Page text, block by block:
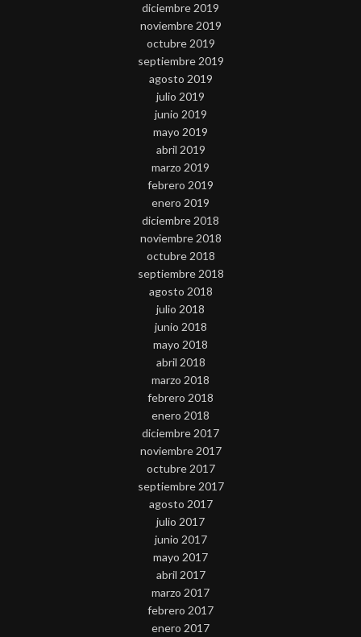
diciembre 2019
noviembre 2019
octubre 2019
septiembre 2019
agosto 2019
julio 2019
junio 2019
mayo 2019
abril 2019
marzo 2019
febrero 2019
enero 2019
diciembre 2018
noviembre 2018
octubre 2018
septiembre 2018
agosto 2018
julio 2018
junio 2018
mayo 2018
abril 2018
marzo 2018
febrero 2018
enero 2018
diciembre 2017
noviembre 2017
octubre 2017
septiembre 2017
agosto 2017
julio 2017
junio 2017
mayo 2017
abril 2017
marzo 2017
febrero 2017
enero 2017